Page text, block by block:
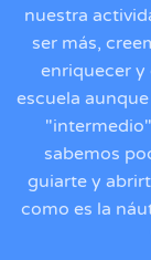
nuestra
ser más,
enriquecer y
escuela
sabemos
guiarte y
como es la